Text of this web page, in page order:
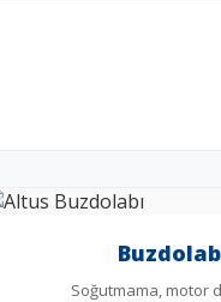
Soğutmama, motor